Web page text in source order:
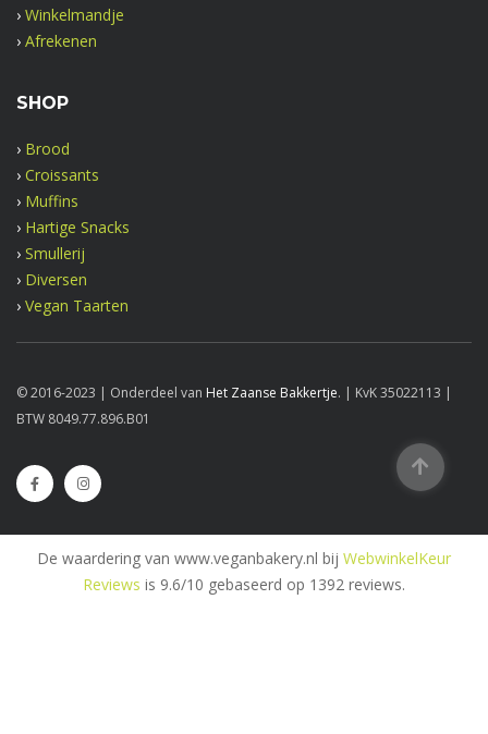
› Winkelmandje
› Afrekenen
SHOP
› Brood
› Croissants
› Muffins
› Hartige Snacks
› Smullerij
› Diversen
› Vegan Taarten
© 2016-2023 | Onderdeel van Het Zaanse Bakkertje. | KvK 35022113 |
BTW 8049.77.896.B01
De waardering van www.veganbakery.nl bij WebwinkelKeur
Reviews is 9.6/10 gebaseerd op 1392 reviews.